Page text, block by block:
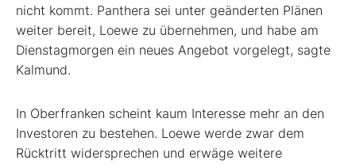
nicht kommt. Panthera sei unter geänderten Plänen
weiter bereit, Loewe zu übernehmen, und habe am
Dienstagmorgen ein neues Angebot vorgelegt, sagte
Kalmund.
In Oberfranken scheint kaum Interesse mehr an den
Investoren zu bestehen. Loewe werde zwar dem
Rücktritt widersprechen und erwäge weitere